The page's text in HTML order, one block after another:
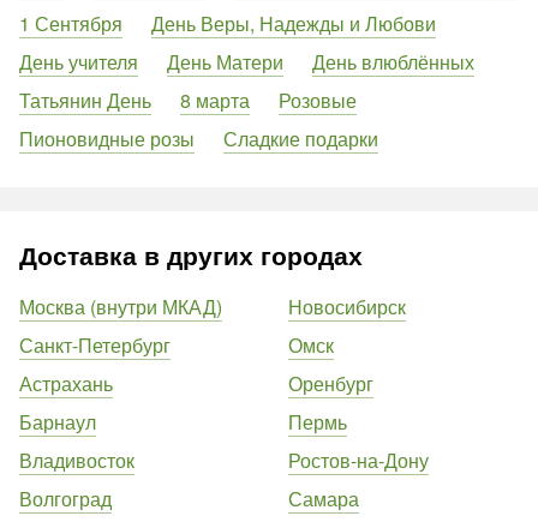
1 Сентября
День Веры, Надежды и Любови
День учителя
День Матери
День влюблённых
Татьянин День
8 марта
Розовые
Пионовидные розы
Сладкие подарки
Доставка в других городах
Москва (внутри МКАД)
Санкт-Петербург
Астрахань
Барнаул
Владивосток
Волгоград
Новосибирск
Омск
Оренбург
Пермь
Ростов-на-Дону
Самара